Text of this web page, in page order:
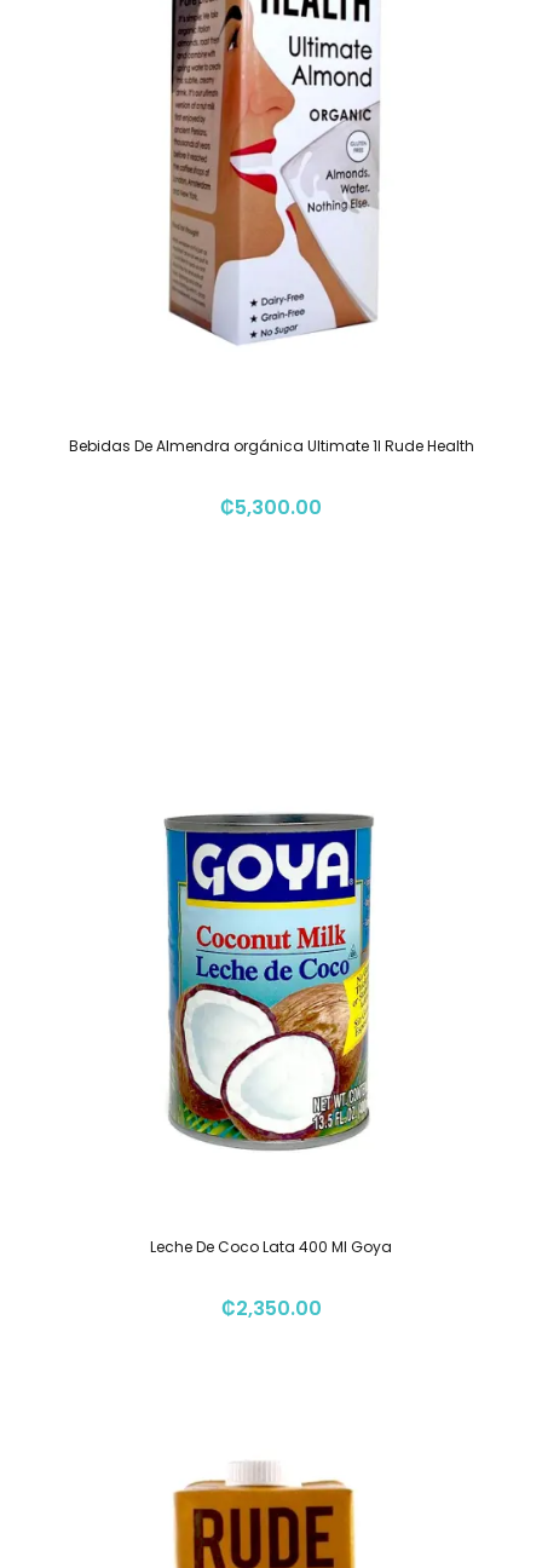
Bebidas De Almendra orgánica Ultimate 1l Rude Health
₡5,300.00
Leche De Coco Lata 400 Ml Goya
₡2,350.00